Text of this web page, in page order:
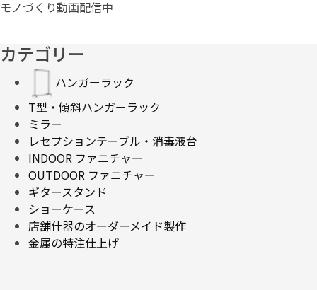
モノづくり動画配信中
カテゴリー
ハンガーラック
T型・傾斜ハンガーラック
ミラー
レセプションテーブル・消毒液台
INDOOR ファニチャー
OUTDOOR ファニチャー
ギタースタンド
ショーケース
店舗什器のオーダーメイド製作
金属の特注仕上げ